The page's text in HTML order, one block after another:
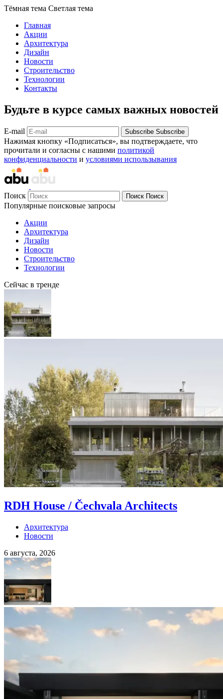
Тёмная тема Светлая тема
Главная
Акции
Архитектура
Дизайн
Новости
Строительство
Технологии
Контакты
Будьте в курсе самых важных новостей
E-mail Subscribe Subscribe
Нажимая кнопку «Подписаться», вы подтверждаете, что
прочитали и согласны с нашими политикой
конфиденциальности и условиями использывания
Поиск Поиск Поиск
Популярные поисковые запросы
Акции
Архитектура
Дизайн
Новости
Строительство
Технологии
Сейчас в тренде
RDH House / Čechvala Architects
Архитектура
Новости
6 августа, 2026